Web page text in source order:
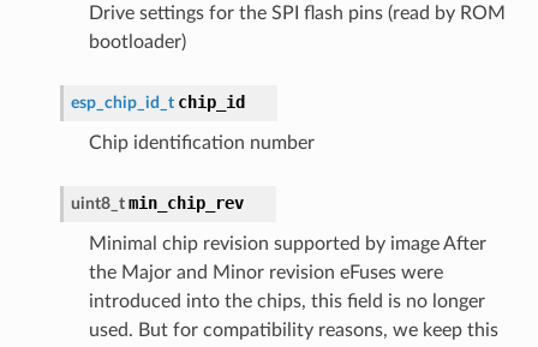
Drive settings for the SPI flash pins (read by ROM
bootloader)
esp_chip_id_t chip_id
Chip identification number
uint8_t min_chip_rev
Minimal chip revision supported by image After
the Major and Minor revision eFuses were
introduced into the chips, this field is no longer
used. But for compatibility reasons, we keep this